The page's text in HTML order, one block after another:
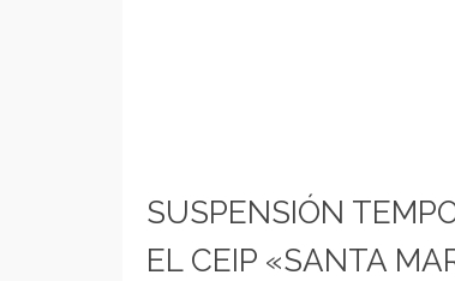
SUSPENSIÓN
EL CEIP «SANTA